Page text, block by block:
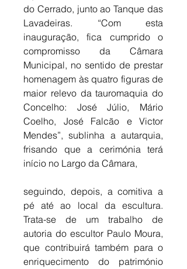
do Cerrado, junto ao Tanque das
Lavadeiras. “Com esta
inauguração, fica cumprido o
compromisso da Câmara
Municipal, no sentido de prestar
homenagem às quatro figuras de
maior relevo da tauromaquia do
Concelho: José Júlio, Mário
Coelho, José Falcão e Victor
Mendes”, sublinha a autarquia,
frisando que a cerimónia terá
início no Largo da Câmara,
seguindo, depois, a comitiva a
pé até ao local da escultura.
Trata-se de um trabalho de
autoria do escultor Paulo Moura,
que contribuirá também para o
enriquecimento do património